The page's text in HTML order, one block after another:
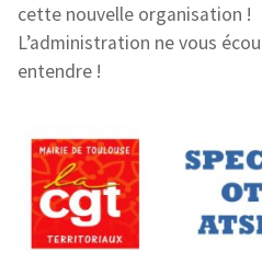
cette nouvelle organisation !
L’administration ne vous
entendre !